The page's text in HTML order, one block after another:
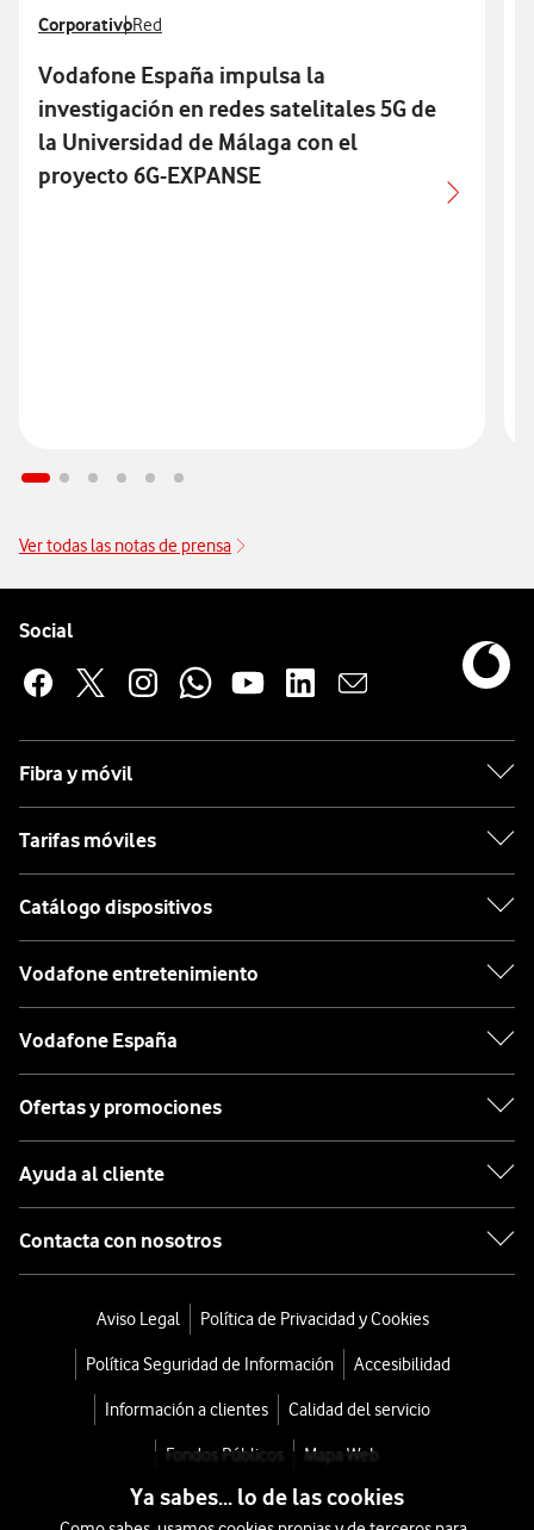
Ver más notas de prensa relacionados con
CorporativoVer más notas de prensa relacionados con
Red
Vodafone España impulsa la
investigación en redes satelitales 5G de
la Universidad de Málaga con el
proyecto 6G-EXPANSE
Ver todas las notas de prensa
Social
Fibra y móvil
Tarifas móviles
Catálogo dispositivos
Vodafone entretenimiento
Vodafone España
Ofertas y promociones
Ayuda al cliente
Contacta con nosotros
Aviso Legal Política de Privacidad y Cookies
Política Seguridad de Información Accesibilidad
Información a clientes Calidad del servicio
Fondos Públicos Mapa Web
Ya sabes... lo de las cookies